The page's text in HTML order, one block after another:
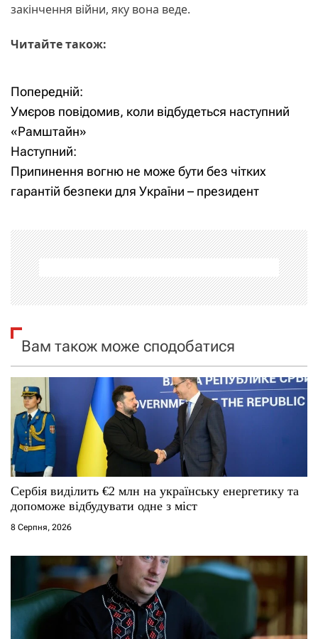
закінчення війни, яку вона веде.
Читайте також:
Н
а
в
і
а
ц
і
я
з
п
и
с
і
в
Попередній:
Умєров повідомив, коли відбудеться наступний
«Рамштайн»
Наступний:
Припинення вогню не може бути без чітких
гарантій безпеки для України – президент
Вам також може сподобатися
Сербія виділить €2 млн на українську енергетику та
допоможе відбудувати одне з міст
8 Серпня, 2026